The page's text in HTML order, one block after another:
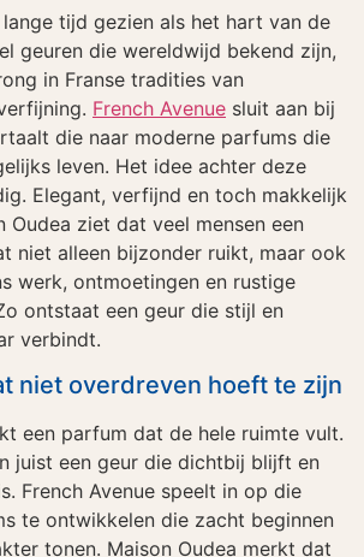
tijd gezien als het hart van de
geuren die wereldwijd bekend zijn,
in Franse tradities van
French Avenue sluit aan bij
die naar moderne parfums die
leven. Het idee achter deze
Elegant, verfijnd en toch makkelijk
Oudea ziet dat veel mensen een
niet alleen bijzonder ruikt, maar ook
werk, ontmoetingen en rustige
ontstaat een geur die stijl en
verbindt.
niet overdreven hoeft te zijn
een parfum dat de hele ruimte vult.
juist een geur die dichtbij blijft en
French Avenue speelt in op die
te ontwikkelen die zacht beginnen
tonen. Maison Oudea merkt dat